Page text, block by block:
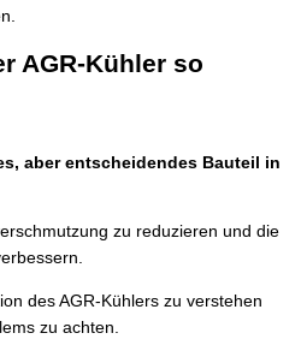
AGR-Kühler so
aber entscheidendes Bauteil in
zu reduzieren und die
des AGR-Kühlers zu verstehen
zu achten.